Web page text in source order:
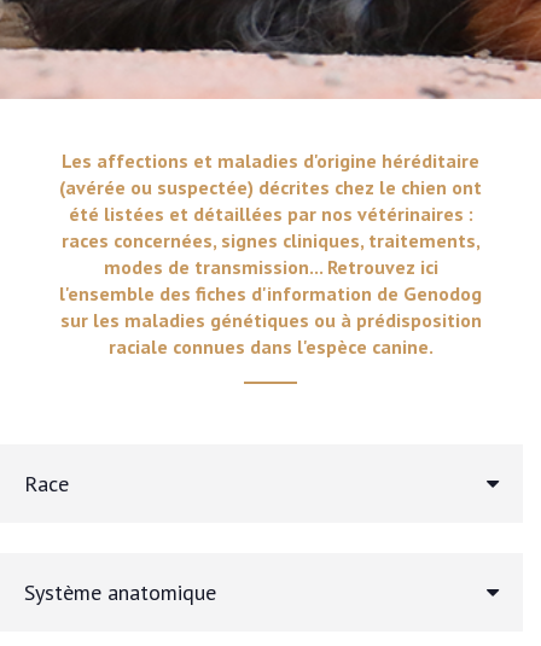
Les affections et maladies d'origine héréditaire
(avérée ou suspectée) décrites chez le chien ont
été listées et détaillées par nos vétérinaires :
races concernées, signes cliniques, traitements,
modes de transmission... Retrouvez ici
l'ensemble des fiches d'information de Genodog
sur les maladies génétiques ou à prédisposition
raciale connues dans l'espèce canine.
Race
Système anatomique